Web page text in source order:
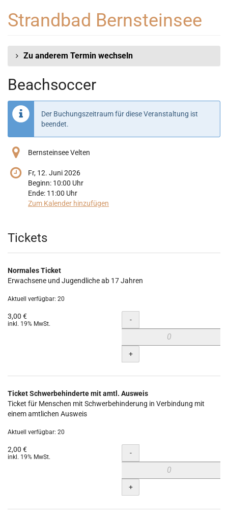
Haupt-
Strandbad Bernsteinsee
Zu anderem Termin wechseln
Beachsoccer
Der Buchungszeitraum für diese Veranstaltung ist
beendet.
Bernsteinsee Velten
Fr, 12. Juni 2026
Beginn: 10:00 Uhr
Ende: 11:00 Uhr
Zum Kalender hinzufügen
Produkte
Tickets
Normales Ticket
Erwachsene und Jugendliche ab 17 Jahren
Aktuell verfügbar: 20
3,00 €
inkl. 19% MwSt. Menge
-
+
Ticket Schwerbehinderte mit amtl. Ausweis
Ticket für Menschen mit Schwerbehinderung in Verbindung mit
einem amtlichen Ausweis
Aktuell verfügbar: 20
2,00 €
inkl. 19% MwSt. Menge
-
+